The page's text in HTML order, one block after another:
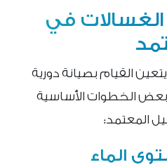
في
القيام بصيانة دورية
الخطوات الأساسية
المعتمد:
الماء